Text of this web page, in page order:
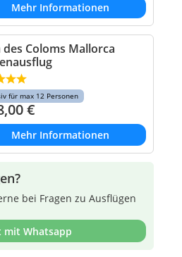
Mehr Informationen
des Coloms Mallorca
für max 12 Personen
€
Mehr Informationen
bei Fragen zu Ausflügen
mit Whatsapp